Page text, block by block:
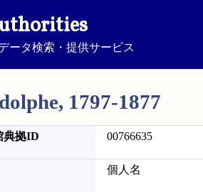
ータ検索・提供サービス
1797-1877
典拠ID 00766635
個人名